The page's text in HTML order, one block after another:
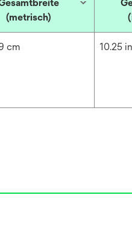
(metrisch)
cm 10.25 in